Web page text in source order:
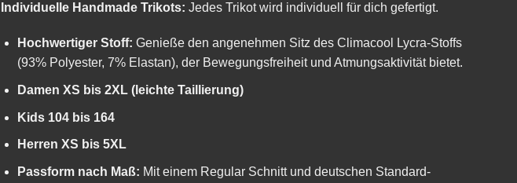
Individuelle Handmade Trikots: Jedes Trikot wird individuell für dich gefertigt.
Hochwertiger Stoff: Genieße den angenehmen Sitz des Climacool Lycra-Stoffs
(93% Polyester, 7% Elastan), der Bewegungsfreiheit und Atmungsaktivität bietet.
Damen XS bis 2XL (leichte Taillierung)
Kids 104 bis 164
Herren XS bis 5XL
Passform nach Maß: Mit einem Regular Schnitt und deutschen Standard-